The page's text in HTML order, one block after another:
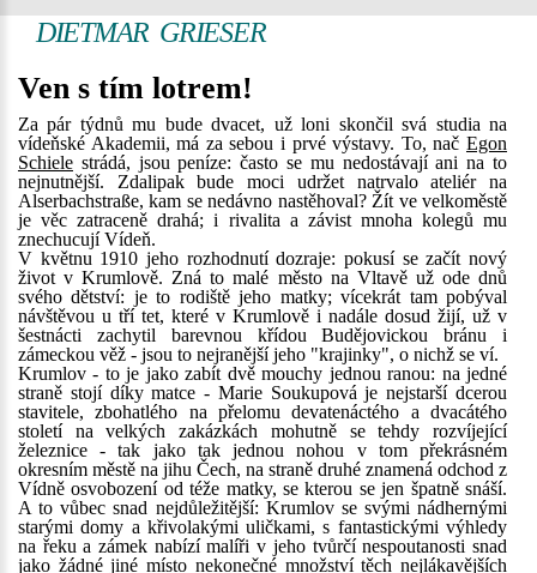
DIETMAR GRIESER
Ven s tím lotrem!
Za pár týdnů mu bude dvacet, už loni skončil svá studia na
vídeňské Akademii, má za sebou i prvé výstavy. To, nač Egon
Schiele strádá, jsou peníze: často se mu nedostávají ani na to
nejnutnější. Zdalipak bude moci udržet natrvalo ateliér na
Alserbachstraße, kam se nedávno nastěhoval? Žít ve velkoměstě
je věc zatraceně drahá; i rivalita a závist mnoha kolegů mu
znechucují Vídeň.
V květnu 1910 jeho rozhodnutí dozraje: pokusí se začít nový
život v Krumlově. Zná to malé město na Vltavě už ode dnů
svého dětství: je to rodiště jeho matky; vícekrát tam pobýval
návštěvou u tří tet, které v Krumlově i nadále dosud žijí, už v
šestnácti zachytil barevnou křídou Budějovickou bránu i
zámeckou věž - jsou to nejranější jeho "krajinky", o nichž se ví.
Krumlov - to je jako zabít dvě mouchy jednou ranou: na jedné
straně stojí díky matce - Marie Soukupová je nejstarší dcerou
stavitele, zbohatlého na přelomu devatenáctého a dvacátého
století na velkých zakázkách mohutně se tehdy rozvíjející
železnice - tak jako tak jednou nohou v tom překrásném
okresním městě na jihu Čech, na straně druhé znamená odchod z
Vídně osvobození od téže matky, se kterou se jen špatně snáší.
A to vůbec snad nejdůležitější: Krumlov se svými nádhernými
starými domy a křivolakými uličkami, s fantastickými výhledy
na řeku a zámek nabízí malíři v jeho tvůrčí nespoutanosti snad
jako žádné jiné místo nekonečné množství těch nejlákavějších